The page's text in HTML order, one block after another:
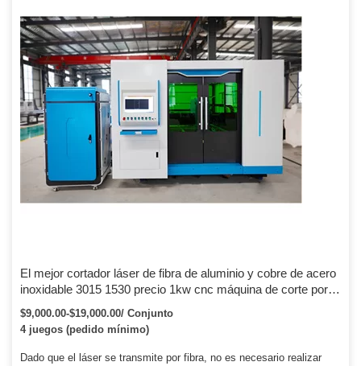
El mejor cortador láser de fibra de aluminio y cobre de acero
inoxidable 3015 1530 precio 1kw cnc máquina de corte por
láser de metal para chapa
$9,000.00-$19,000.00/ Conjunto
4 juegos (pedido mínimo)
Dado que el láser se transmite por fibra, no es necesario realizar